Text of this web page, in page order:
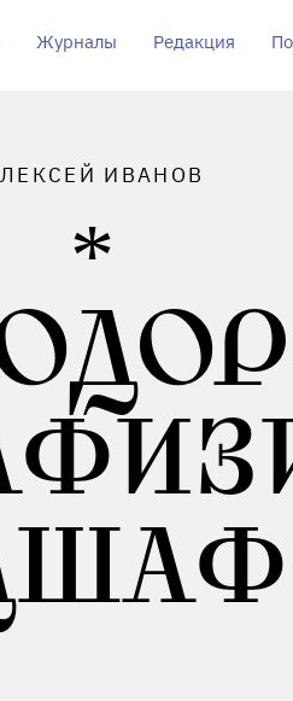
Журналы Редакция
ИВАНОВ